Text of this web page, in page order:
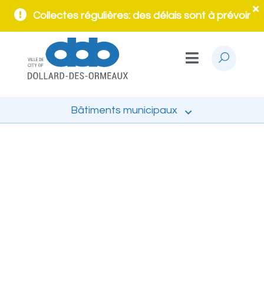
Collectes régulières: des délais sont à prévoir
Bâtiments municipaux